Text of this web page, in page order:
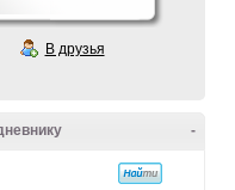
В друзья
-